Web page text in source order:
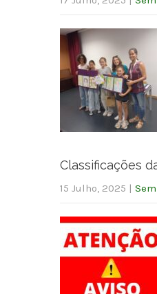
Classificações
15 Julho, 2025 |